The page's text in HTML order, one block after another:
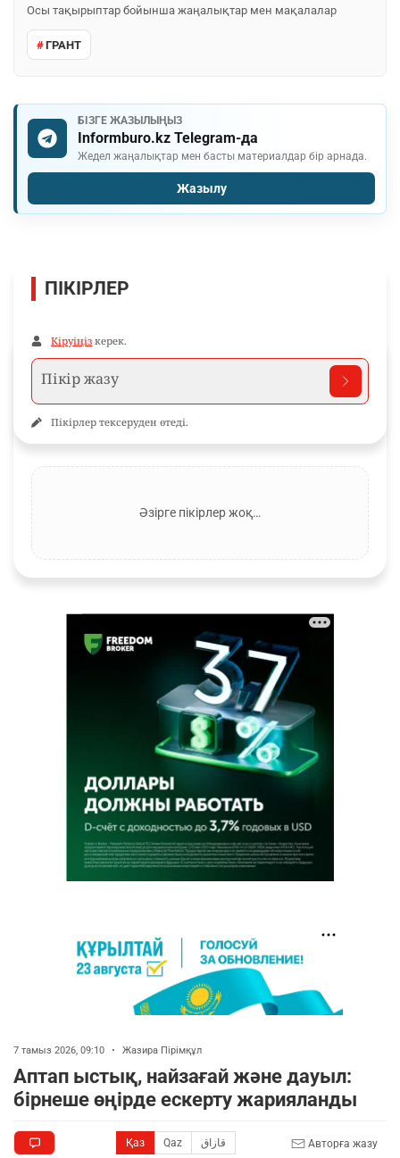
Осы тақырыптар бойынша жаңалықтар мен мақалалар
ГРАНТ
БІЗГЕ ЖАЗЫЛЫҢЫЗ
Informburo.kz Telegram-да
Жедел жаңалықтар мен басты материалдар бір арнада.
Жазылу
ПІКІРЛЕР
Кіруіңіз керек.
Пікірлер тексеруден өтеді.
Әзірге пікірлер жоқ…
7 тамыз 2026, 09:10 • Жазира Пірімқұл
Аптап ыстық, найзағай және дауыл:
бірнеше өңірде ескерту жарияланды
Қаз Qaz قازاق Авторға жазу